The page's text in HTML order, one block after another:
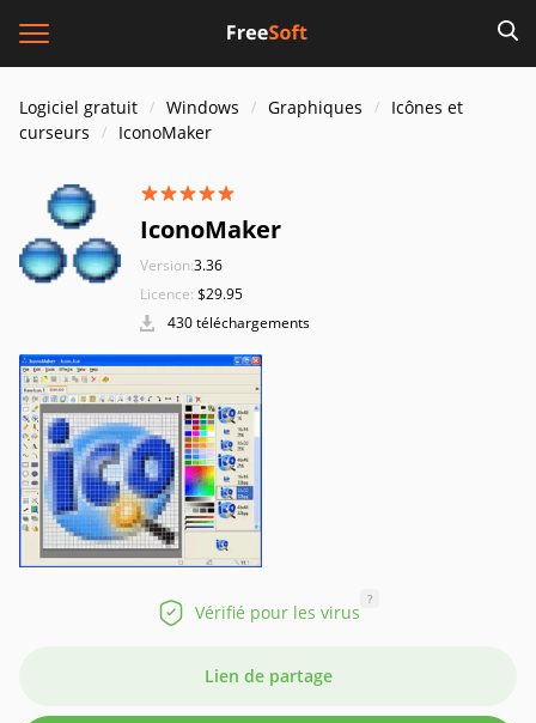
Logiciel gratuit Windows Graphiques
Icônes et
curseurs
IconoMaker
IconoMaker
Version:3.36
Licence: $29.95
430 téléchargements
Vérifié pour les virus
?
Lien de partage